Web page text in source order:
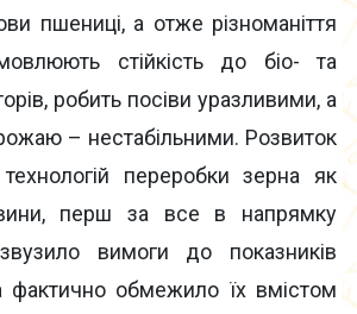
пшениці, а отже різноманіття
стійкість до біо- та
робить посіви уразливими, а
– нестабільними. Розвиток
технологій переробки зерна як
перш за все в напрямку
вимоги до показників
фактично обмежило їх вмістом